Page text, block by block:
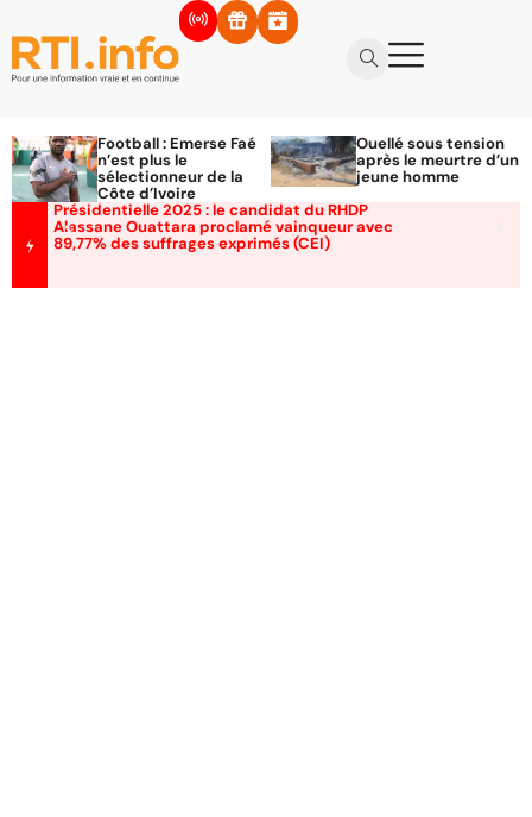
Football : Emerse Faé
n’est plus le
sélectionneur de la
Côte d’Ivoire
Ouellé sous tension
après le meurtre d’un
jeune homme
Présidentielle 2025 : le candidat du RHDP
Alassane Ouattara proclamé vainqueur avec
89,77% des suffrages exprimés (CEI)